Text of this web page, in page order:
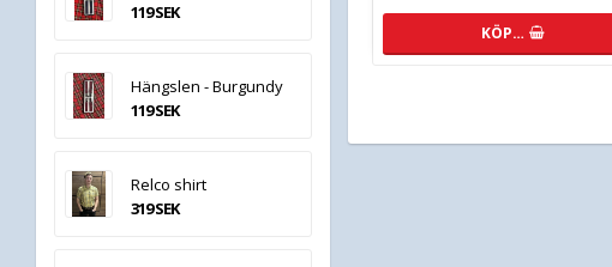
119 SEK
Hängslen - Burgundy
119 SEK
Relco shirt
319 SEK
KÖP…